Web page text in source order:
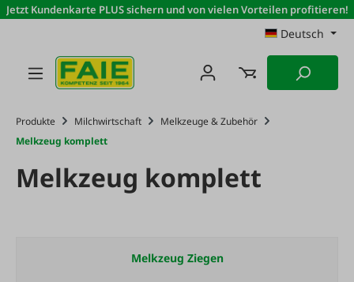
Zum Hauptinhalt springen
Jetzt Kundenkarte PLUS sichern und von vielen Vorteilen profitieren!
Deutsch
Produkte Milchwirtschaft
Melkzeuge & Zubehör
Melkzeug komplett
Melkzeug komplett
Melkzeug Ziegen